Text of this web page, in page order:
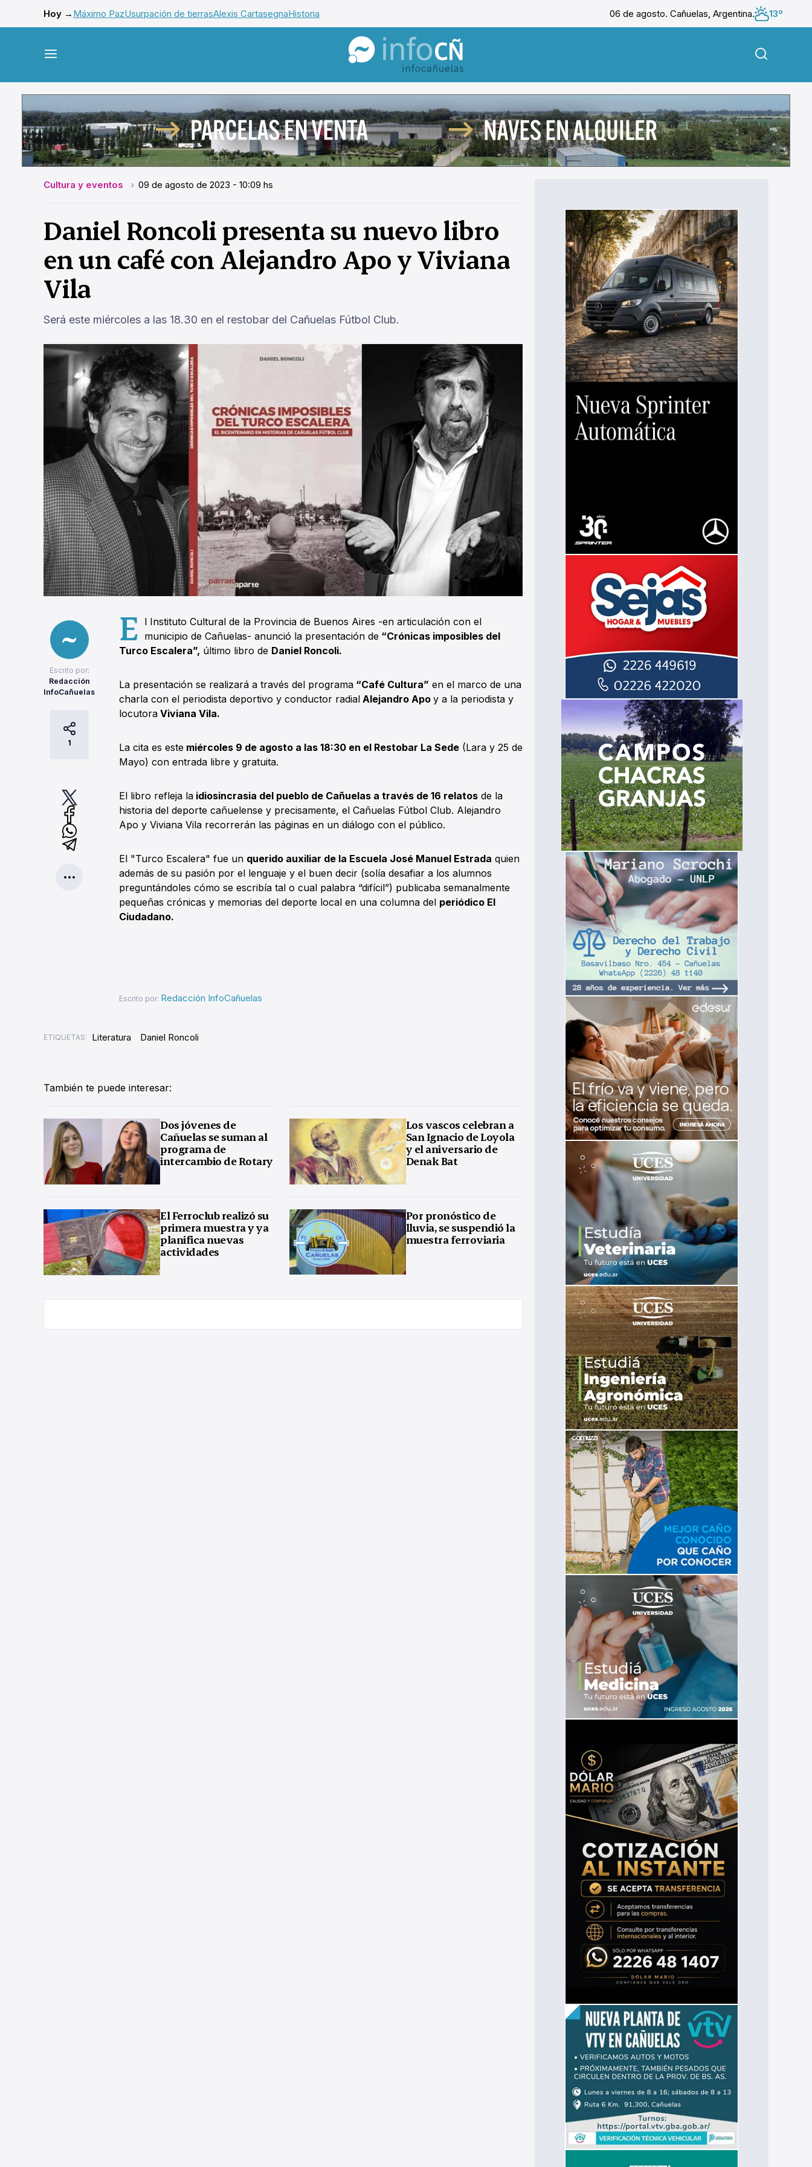
Hoy → Máximo PazUsurpación de tierrasAlexis CartasegnaHistoria 06 de agosto. Cañuelas, Argentina.
13º
InfoCañuelas
Cultura y eventos 09 de agosto de 2023 - 10:09 hs
Daniel Roncoli presenta su nuevo libro
en un café con Alejandro Apo y Viviana
Vila
Será este miércoles a las 18.30 en el restobar del Cañuelas Fútbol Club.
Escrito por:
Redacción
InfoCañuelas
1
E l Instituto Cultural de la Provincia de Buenos Aires -en articulación con el
municipio de Cañuelas- anunció la presentación de “Crónicas imposibles del
Turco Escalera”, último libro de Daniel Roncoli.
La presentación se realizará a través del programa “Café Cultura” en el marco de una
charla con el periodista deportivo y conductor radial Alejandro Apo y a la periodista y
locutora Viviana Vila.
La cita es este miércoles 9 de agosto a las 18:30 en el Restobar La Sede (Lara y 25 de
Mayo) con entrada libre y gratuita.
El libro refleja la idiosincrasia del pueblo de Cañuelas a través de 16 relatos de la
historia del deporte cañuelense y precisamente, el Cañuelas Fútbol Club. Alejandro
Apo y Viviana Vila recorrerán las páginas en un diálogo con el público.
El "Turco Escalera" fue un querido auxiliar de la Escuela José Manuel Estrada quien
además de su pasión por el lenguaje y el buen decir (solía desafiar a los alumnos
preguntándoles cómo se escribía tal o cual palabra “difícil”) publicaba semanalmente
pequeñas crónicas y memorias del deporte local en una columna del periódico El
Ciudadano.
Escrito por: Redacción InfoCañuelas
ETIQUETAS: Literatura Daniel Roncoli
También te puede interesar:
Dos jóvenes de
Cañuelas se suman al
programa de
intercambio de Rotary
Los vascos celebran a
San Ignacio de Loyola
y el aniversario de
Denak Bat
El Ferroclub realizó su
primera muestra y ya
planifica nuevas
actividades
Por pronóstico de
lluvia, se suspendió la
muestra ferroviaria